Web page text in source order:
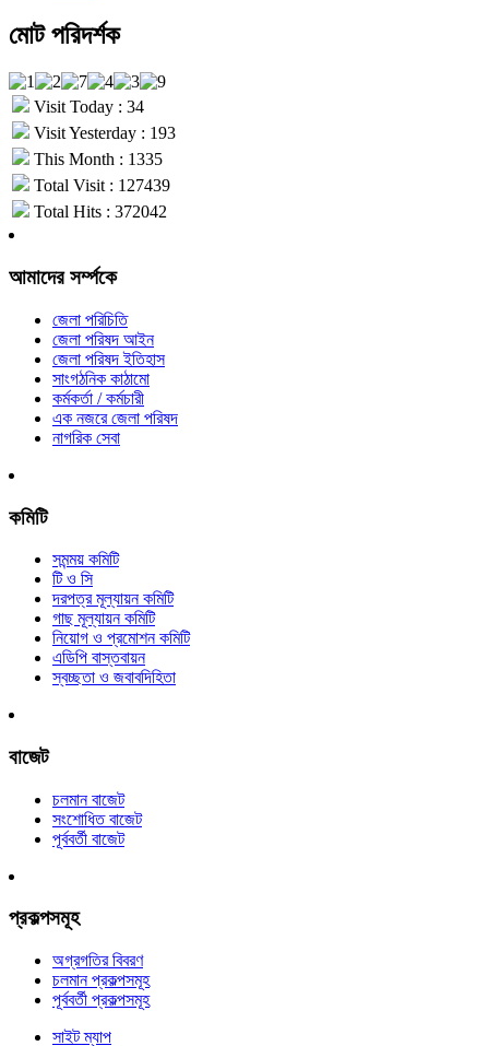
মোট পরিদর্শক
Visit Today : 34
Visit Yesterday : 193
This Month : 1335
Total Visit : 127439
Total Hits : 372042
আমাদের সর্ম্পকে
জেলা পরিচিতি
জেলা পরিষদ আইন
জেলা পরিষদ ইতিহাস
সাংগঠনিক কাঠামো
কর্মকর্তা / কর্মচারী
এক নজরে জেলা পরিষদ
নাগরিক সেবা
কমিটি
সমন্ময় কমিটি
টি ও সি
দরপত্র মূল্যায়ন কমিটি
গাছ মূল্যায়ন কমিটি
নিয়োগ ও প্রমোশন কমিটি
এডিপি বাস্তবায়ন
স্বচ্ছতা ও জবাবদিহিতা
বাজেট
চলমান বাজেট
সংশোধিত বাজেট
পূর্ববর্তী বাজেট
প্রকল্পসমূহ
অগ্রগতির বিবরণ
চলমান প্রকল্পসমূহ
পূর্ববর্তী প্রকল্পসমূহ
সাইট ম্যাপ